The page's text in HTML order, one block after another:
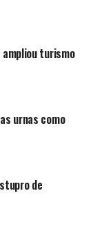
turismo
urnas como
de